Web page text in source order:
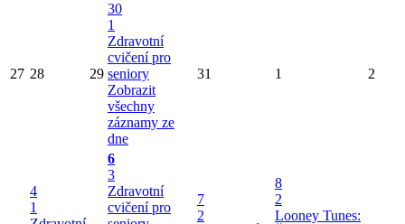
27 28 29
30
1
Zdravotní
cvičení pro
seniory
Zobrazit
všechny
záznamy ze
dne
31 1 2
4
1
6
3
Zdravotní
cvičení pro
7
2
8
2
Looney Tunes: